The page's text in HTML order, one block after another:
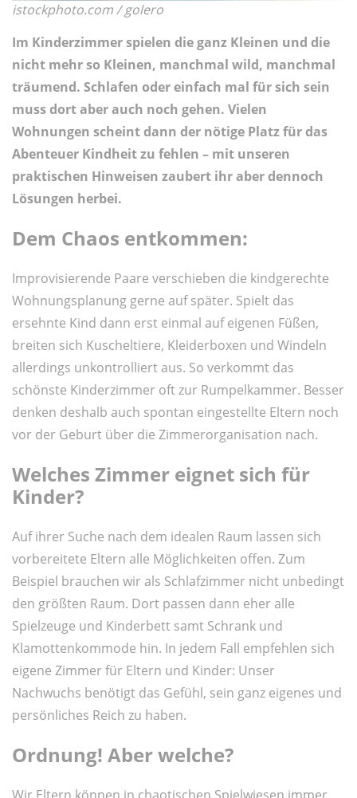
istockphoto.com / golero
Im Kinderzimmer spielen die ganz Kleinen und die
nicht mehr so Kleinen, manchmal wild, manchmal
träumend. Schlafen oder einfach mal für sich sein
muss dort aber auch noch gehen. Vielen
Wohnungen scheint dann der nötige Platz für das
Abenteuer Kindheit zu fehlen – mit unseren
praktischen Hinweisen zaubert ihr aber dennoch
Lösungen herbei.
Dem Chaos entkommen:
Improvisierende Paare verschieben die kindgerechte
Wohnungsplanung gerne auf später. Spielt das
ersehnte Kind dann erst einmal auf eigenen Füßen,
breiten sich Kuscheltiere, Kleiderboxen und Windeln
allerdings unkontrolliert aus. So verkommt das
schönste Kinderzimmer oft zur Rumpelkammer. Besser
denken deshalb auch spontan eingestellte Eltern noch
vor der Geburt über die Zimmerorganisation nach.
Welches Zimmer eignet sich für
Kinder?
Auf ihrer Suche nach dem idealen Raum lassen sich
vorbereitete Eltern alle Möglichkeiten offen. Zum
Beispiel brauchen wir als Schlafzimmer nicht unbedingt
den größten Raum. Dort passen dann eher alle
Spielzeuge und Kinderbett samt Schrank und
Klamottenkommode hin. In jedem Fall empfehlen sich
eigene Zimmer für Eltern und Kinder: Unser
Nachwuchs benötigt das Gefühl, sein ganz eigenes und
persönliches Reich zu haben.
Ordnung! Aber welche?